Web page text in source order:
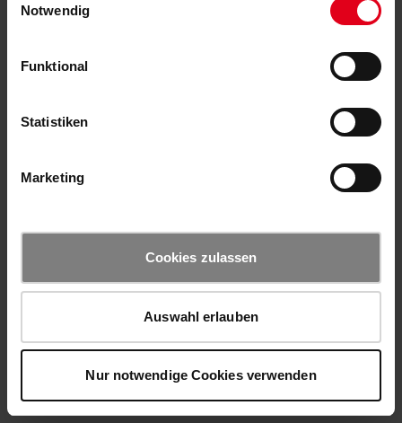
Notwendig
Funktional
Statistiken
Marketing
Cookies zulassen
Auswahl erlauben
Nur notwendige Cookies verwenden